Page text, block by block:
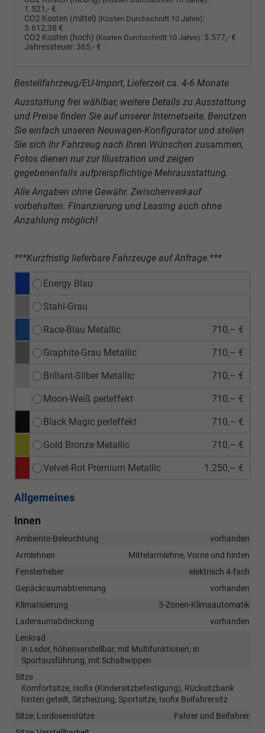
1.521,- €
CO2 Kosten (mittel) (Kosten Durchschnitt 10 Jahre):
3.612,38 €
CO2 Kosten (hoch) (Kosten Durchschnitt 10 Jahre): 5.577,- €
Jahressteuer: 365,- €
Bestellfahrzeug/EU-Import, Lieferzeit ca. 4-6 Monate
Ausstattung frei wählbar, weitere Details zu Ausstattung
und Preise finden Sie auf unserer Internetseite, Benutzen
Sie einfach unseren Neuwagen-Konfigurator und stellen
Sie sich Ihr Fahrzeug nach Ihren Wünschen zusammen,
Fotos dienen nur zur Illustration und zeigen
gegebenenfalls aufpreispflichtige Mehrausstattung.
Alle Angaben ohne Gewähr. Zwischenverkauf
vorbehalten. Finanzierung und Leasing auch ohne
Anzahlung möglich!
***Kurzfristig lieferbare Fahrzeuge auf Anfrage.***
Energy Blau
Stahl-Grau
Race-Blau Metallic 710,– €
Graphite-Grau Metallic 710,– €
Brillant-Silber Metallic 710,– €
Moon-Weiß perleffekt 710,– €
Black Magic perleffekt 710,– €
Gold Bronze Metallic 710,– €
Velvet-Rot Premium Metallic 1.250,– €
Allgemeines
Innen
Ambiente-Beleuchtung
vorhanden
Armlehnen
Mittelarmlehne, Vorne und hinten
Fensterheber
elektrisch 4-fach
Gepäckraumabtrennung
vorhanden
Klimatisierung
3-Zonen-Klimaautomatik
Laderaumabdeckung
vorhanden
Lenkrad
in Leder, höhenverstellbar, mit Multifunktionen, in
Sportausführung, mit Schaltwippen
Sitze
Komfortsitze, Isofix (Kindersitzbefestigung), Rücksitzbank
hinten geteilt, Sitzheizung, Sportsitze, Isofix Beifahrersitz
Sitze: Lordosenstütze
Fahrer und Beifahrer